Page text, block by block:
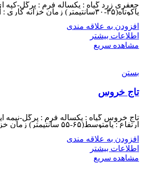
جعفری زرد گیاه : یکساله فرم : پرگل-کپه
پاکوتاه(۳۵-۳۰سانتیمتر) زمان خزانه کاری : اواخر
افزودن به علاقه مندی
اطلاعات بیشتر
مشاهده سریع
بستن
تاج خروس
تاج خروس گیاه : یکساله فرم : پرگل-نیمه
ارتفاع : پامتوسط(۶۵-۵۵ سانتیمتر) زمان خزانه کاری :
افزودن به علاقه مندی
اطلاعات بیشتر
مشاهده سریع